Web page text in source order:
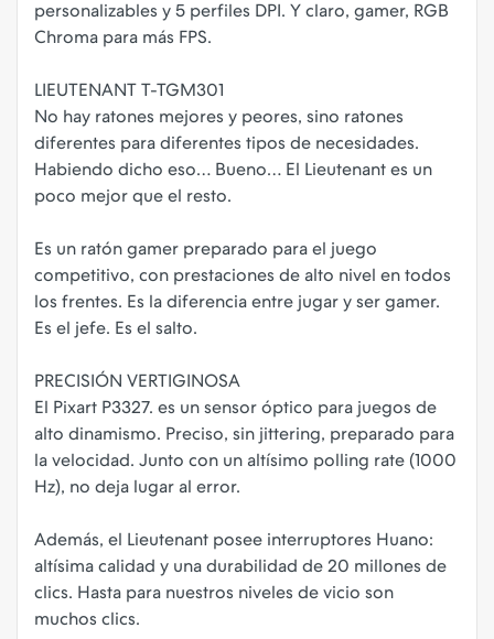
personalizables y 5 perfiles DPI. Y claro, gamer, RGB
Chroma para más FPS.
LIEUTENANT T-TGM301
No hay ratones mejores y peores, sino ratones
diferentes para diferentes tipos de necesidades.
Habiendo dicho eso… Bueno… El Lieutenant es un
poco mejor que el resto.
Es un ratón gamer preparado para el juego
competitivo, con prestaciones de alto nivel en todos
los frentes. Es la diferencia entre jugar y ser gamer.
Es el jefe. Es el salto.
PRECISIÓN VERTIGINOSA
El Pixart P3327. es un sensor óptico para juegos de
alto dinamismo. Preciso, sin jittering, preparado para
la velocidad. Junto con un altísimo polling rate (1000
Hz), no deja lugar al error.
Además, el Lieutenant posee interruptores Huano:
altísima calidad y una durabilidad de 20 millones de
clics. Hasta para nuestros niveles de vicio son
muchos clics.